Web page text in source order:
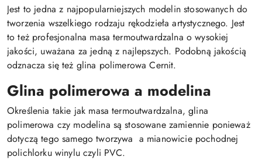
Jest to jedna z najpopularniejszych modelin stosowanych do
tworzenia wszelkiego rodzaju rękodzieła artystycznego. Jest
to też profesjonalna masa termoutwardzalna o wysokiej
jakości, uważana za jedną z najlepszych. Podobną jakością
odznacza się też glina polimerowa Cernit.
Glina polimerowa a modelina
Określenia takie jak masa termoutwardzalna, glina
polimerowa czy modelina są stosowane zamiennie ponieważ
dotyczą tego samego tworzywa a mianowicie pochodnej
polichlorku winylu czyli PVC.